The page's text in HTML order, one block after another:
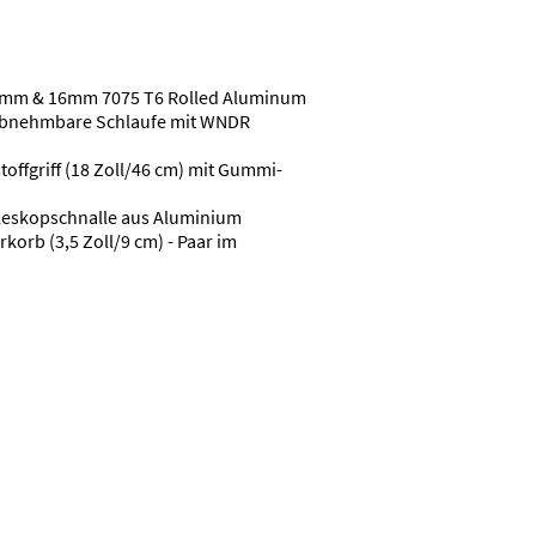
& 16mm 7075 T6 Rolled Aluminum
Schlaufe mit WNDR
(18 Zoll/46 cm) mit Gummi-
aus Aluminium
(3,5 Zoll/9 cm) - Paar im